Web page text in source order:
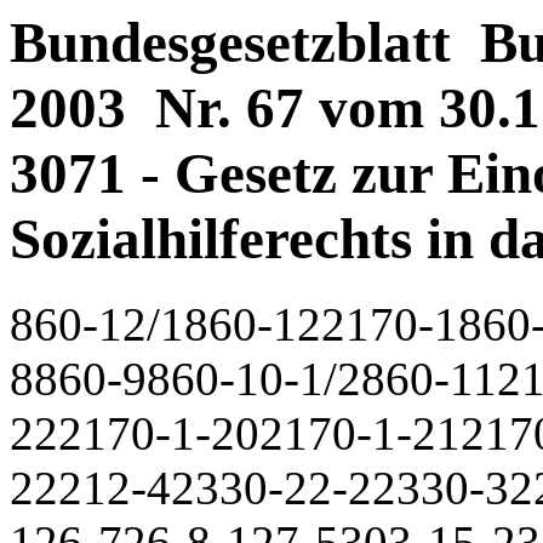
Bundesgesetzblatt
2003 Nr. 67 vom
3071 - Gesetz zur
Sozialhilferechts in
860-12/1860-122170-
8860-9860-10-1/2860-
222170-1-202170-1-
22212-42330-22-22330-